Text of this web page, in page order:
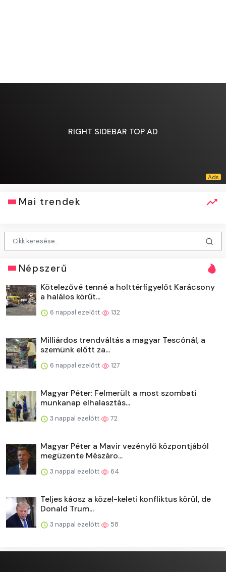
RIGHT SIDEBAR TOP AD
Mai trendek
Népszerű
Kötelezővé tenné a holttérfigyelőt Karácsony
a halálos körűt...
6 nappal ezelőtt 132
Milliárdos trendváltás a magyar Tescónál, a
szemünk előtt za...
6 nappal ezelőtt 127
Magyar Péter: Felmerült a most szombati
munkanap elhalasztás...
3 nappal ezelőtt 72
Magyar Péter a Mavir vezénylő központjából
megüzente Mészáro...
3 nappal ezelőtt 64
Teljes káosz a közel-keleti konfliktus körül, de
Donald Trum...
3 nappal ezelőtt 58